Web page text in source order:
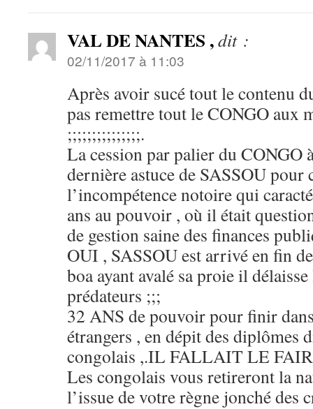
VAL DE NANTES ,dit :
02/11/2017 à 11:03
Après avoir sucé tout le contenu
pas remettre tout le CONGO aux
;;;;;;;;;;;;;;;.
La cession par palier du CONGO
dernière astuce de SASSOU pour
l’incompétence notoire qui
ans au pouvoir , où il était
de gestion saine des finances
OUI , SASSOU est arrivé en fin
boa ayant avalé sa proie il délaisse
prédateurs ;;;
32 ANS de pouvoir pour finir
étrangers , en dépit des diplômes
congolais ,.IL FALLAIT LE
Les congolais vous retireront la
l’issue de votre règne jonché des